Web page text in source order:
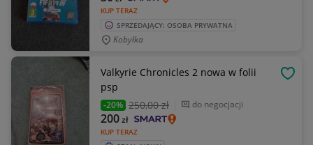
KUP TERAZ
SPRZEDAJĄCY: OSOBA PRYWATNA
Kobyłka
Valkyrie Chronicles 2 nowa w folii
psp
-20% 250,00 zł do negocjacji
KUP TERAZ
200zł